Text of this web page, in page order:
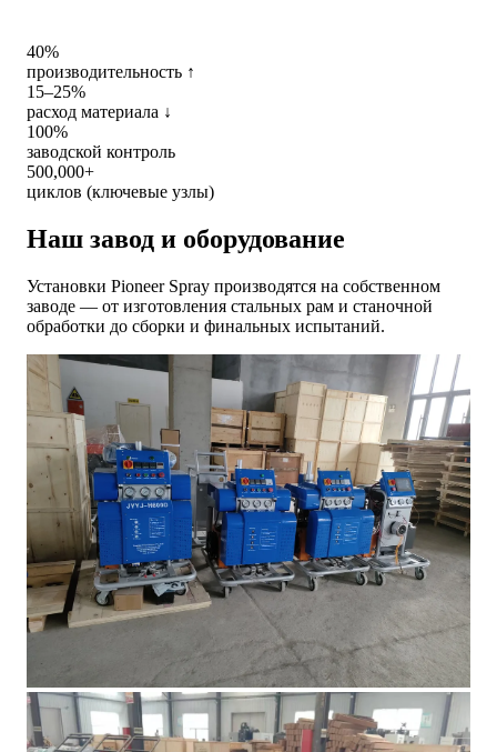
40%
производительность ↑
15–25%
расход материала ↓
100%
заводской контроль
500,000+
циклов (ключевые узлы)
Наш завод и оборудование
Установки Pioneer Spray производятся на собственном
заводе — от изготовления стальных рам и станочной
обработки до сборки и финальных испытаний.